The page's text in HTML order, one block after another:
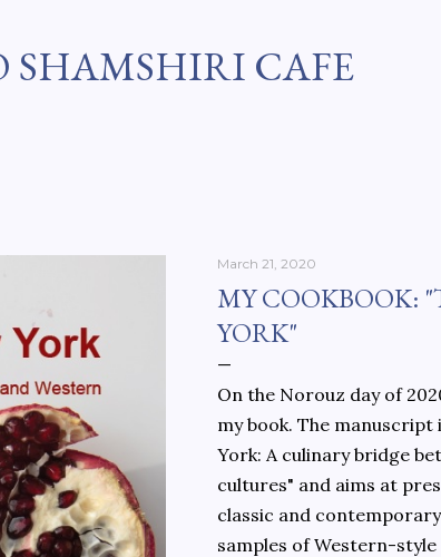
SHAMSHIRI CAFE
March 21, 2020
MY COOKBOOK:
YORK"
On the Norouz day of
my book. The
York: A culinary bridge
cultures" and aims at
classic and
samples of Western-